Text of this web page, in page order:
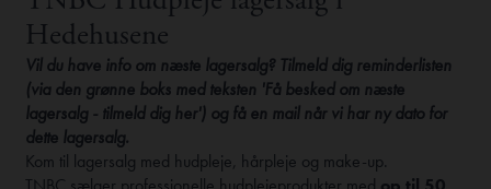
Hedehusene
Vil du have info om næste lagersalg? Tilmeld dig reminderlisten
(via den grønne boks med teksten 'Få besked om næste
lagersalg - tilmeld dig her') og få en mail når vi har ny dato for
dette lagersalg.
Kom til lagersalg med hudpleje, hårpleje og make-up.